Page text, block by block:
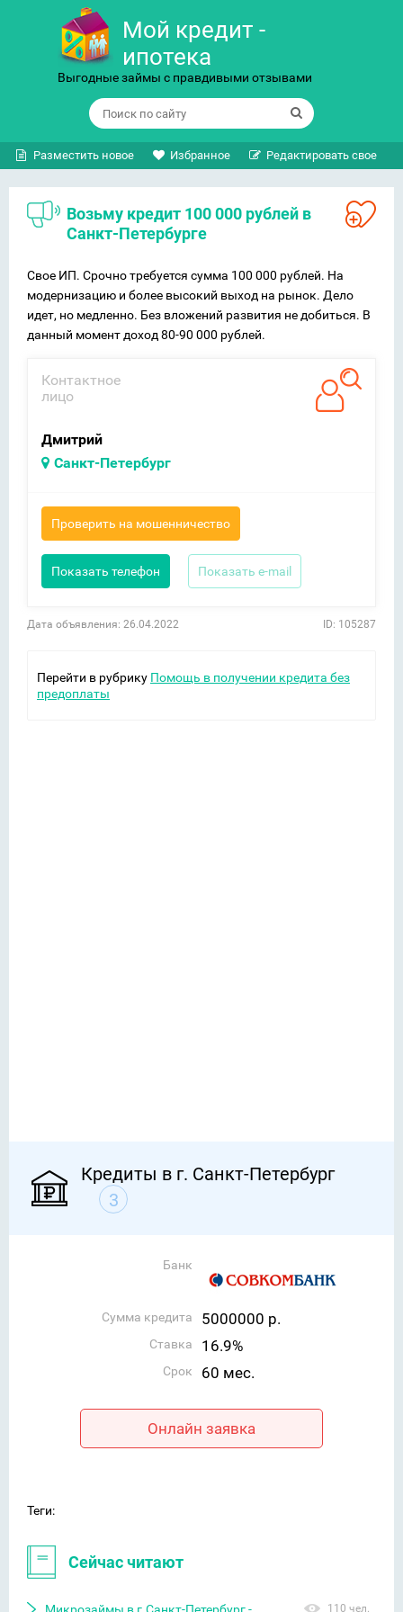
Мой кредит -
ипотека
Выгодные займы с правдивыми отзывами
Разместить новое Избранное Редактировать свое
Возьму кредит 100 000 рублей в
Санкт-Петербурге
Свое ИП. Срочно требуется сумма 100 000 рублей. На
модернизацию и более высокий выход на рынок. Дело
идет, но медленно. Без вложений развития не добиться. В
данный момент доход 80-90 000 рублей.
Контактное
лицо
Дмитрий
Санкт-Петербург
Проверить на мошенничество
Показать телефон Показать e-mail
Дата объявления: 26.04.2022 ID: 105287
Перейти в рубрику Помощь в получении кредита без
предоплаты
Кредиты в г. Санкт-Петербург
3
Банк
Сумма кредита 5000000 р.
Ставка 16.9%
Срок 60 мес.
Онлайн заявка
Теги:
Сейчас читают
110 чел.